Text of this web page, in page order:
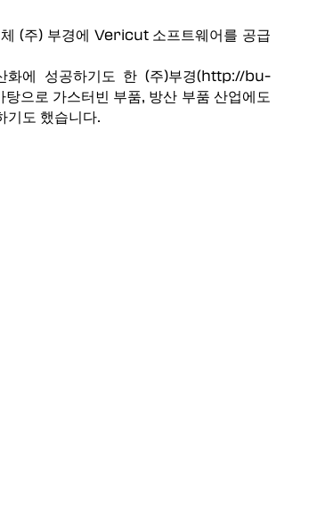
(주) 부경에 Vericut 소프트웨어를 공급
화에 성공하기도 한 (주)부경(http://bu-
으로 가스터빈 부품, 방산 부품 산업에도
기도 했습니다.